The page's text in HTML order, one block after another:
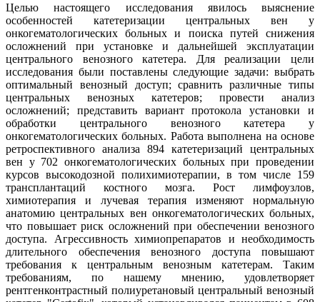
Целью настоящего исследования явилось выяснение
особенностей катетеризации центральных вен у
онкогематологических больных и поиска путей снижения
осложнений при установке и дальнейшей эксплуатации
центрального венозного катетера. Для реализации цели
исследования были поставлены следующие задачи: выбрать
оптимальный венозный доступ; сравнить различные типы
центральных венозных катетеров; провести анализ
осложнений; представить вариант протокола установки и
обработки центрального венозного катетера у
онкогематологических больных. Работа выполнена на основе
ретроспективного анализа 894 катетеризаций центральных
вен у 702 онкогематологических больных при проведении
курсов высокодозной полихимиотерапии, в том числе 159
трансплантаций костного мозга. Рост лимфоузлов,
химиотерапия и лучевая терапия изменяют нормальную
анатомию центральных вен онкогематологических больных,
что повышает риск осложнений при обеспечении венозного
доступа. Агрессивность химиопрепаратов и необходимость
длительного обеспечения венозного доступа повышают
требования к центральным венозным катетерам. Таким
требованиям, по нашему мнению, удовлетворяет
рентгенконтрастный полиуретановый центральный венозный